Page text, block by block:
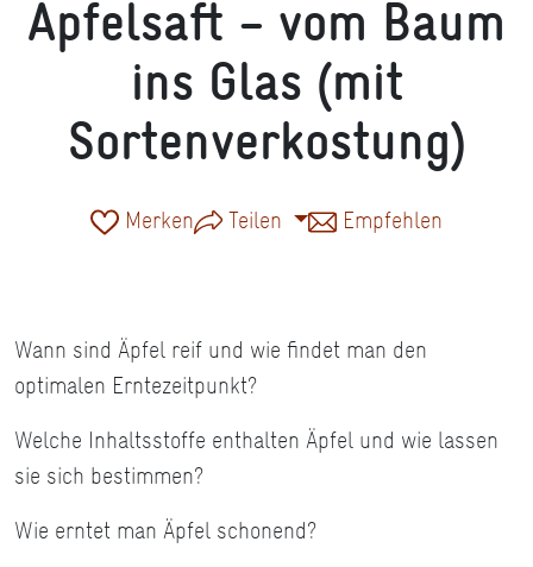
Apfelsaft – vom Baum
ins Glas (mit
Sortenverkostung)
Merken Teilen Empfehlen
Wann sind Äpfel reif und wie findet man den
optimalen Erntezeitpunkt?
Welche Inhaltsstoffe enthalten Äpfel und wie lassen
sie sich bestimmen?
Wie erntet man Äpfel schonend?